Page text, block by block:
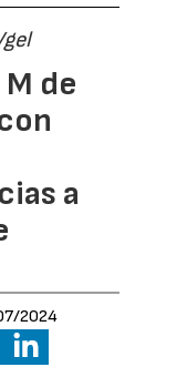
de
a
2024